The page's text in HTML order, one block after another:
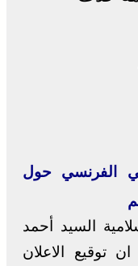
الفرنسي حول
السيد أحمد
توقيع الاعلان